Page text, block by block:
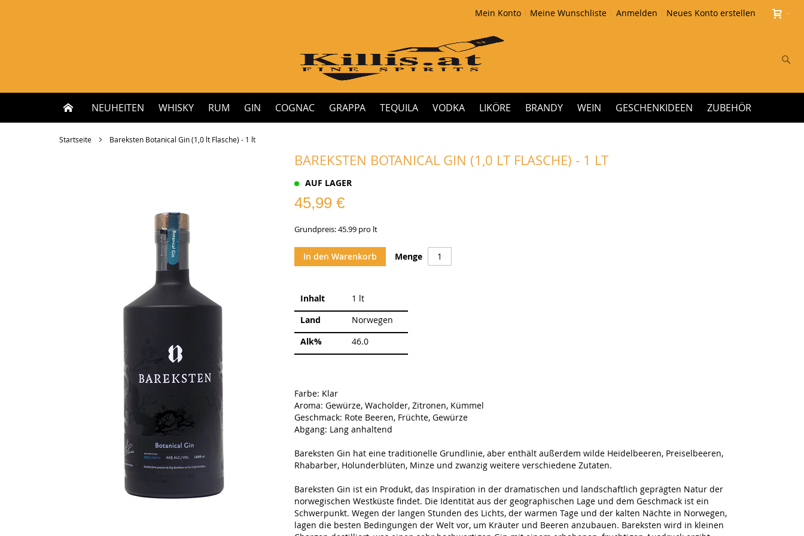
Mein Konto Meine Wunschliste Anmelden Neues Konto erstellen
NEUHEITEN WHISKY RUM GIN COGNAC GRAPPA TEQUILA VODKA LIKÖRE BRANDY WEIN GESCHENKIDEEN ZUBEHÖR
Startseite Bareksten Botanical Gin (1,0 lt Flasche) - 1 lt
BAREKSTEN BOTANICAL GIN (1,0 LT FLASCHE) - 1 LT
AUF LAGER
45,99 €
Grundpreis: 45.99 pro lt
Menge
In den Warenkorb
Weitere
Inhalt
1 lt
Land
Norwegen
Alk%
46.0
Farbe: Klar
Aroma: Gewürze, Wacholder, Zitronen, Kümmel
Geschmack: Rote Beeren, Früchte, Gewürze
Abgang: Lang anhaltend
Bareksten Gin hat eine traditionelle Grundlinie, aber enthält außerdem wilde Heidelbeeren, Preiselbeeren,
Rhabarber, Holunderblüten, Minze und zwanzig weitere verschiedene Zutaten.
Bareksten Gin ist ein Produkt, das Inspiration in der dramatischen und landschaftlich geprägten Natur der
norwegischen Westküste findet. Die Identität aus der geographischen Lage und dem Geschmack ist ein
Schwerpunkt. Wegen der langen Stunden des Lichts, der warmen Tage und der kalten Nächte in Norwegen,
lagen die besten Bedingungen der Welt vor, um Kräuter und Beeren anzubauen. Bareksten wird in kleinen